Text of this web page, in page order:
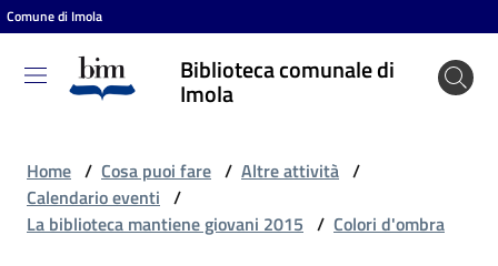
Vai al contenuto
Vai alla navigazione
Vai al footer
Comune di Imola
Biblioteca comunale di
Imola
Biblioteca
comunale
Home / Cosa puoi fare / Altre attività /
Calendario eventi /
La biblioteca mantiene giovani 2015 / Colori d'ombra